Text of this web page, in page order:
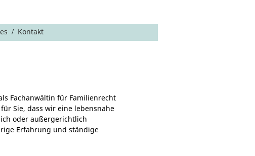
/ Kontakt
Fachanwältin für Familienrecht
Sie, dass wir eine lebensnahe
oder außergerichtlich
Erfahrung und ständige